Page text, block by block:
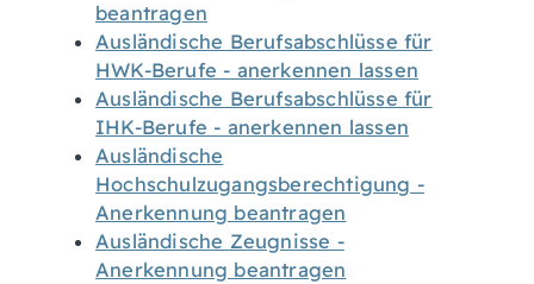
beantragen
Ausländische Berufsabschlüsse für
HWK-Berufe - anerkennen lassen
Ausländische Berufsabschlüsse für
IHK-Berufe - anerkennen lassen
Ausländische
Hochschulzugangsberechtigung -
Anerkennung beantragen
Ausländische Zeugnisse -
Anerkennung beantragen